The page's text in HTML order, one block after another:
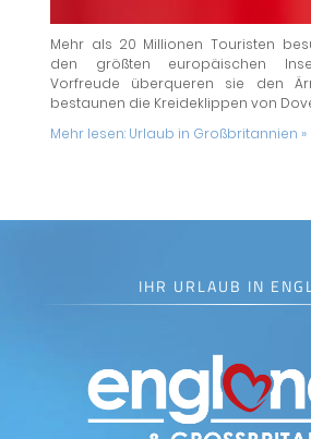
Mehr als 20 Millionen Touristen
den größten europäischen
Vorfreude überqueren sie den
bestaunen die Kreideklippen von
Mehr lesen: Urlaub in Großbritannien »
IHR URLAUB IN